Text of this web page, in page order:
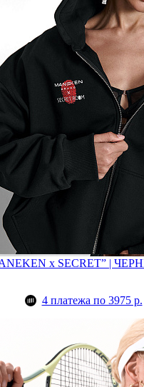
x SECRET” |
4 платежа по 3975 р.